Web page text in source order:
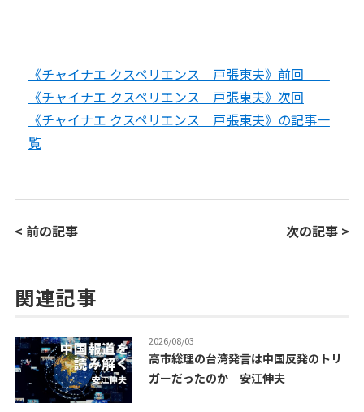
《チャイナエ クスペリエンス 戸張東夫》前回
《チャイナエ クスペリエンス 戸張東夫》次回
《チャイナエ クスペリエンス 戸張東夫》の記事一
覧
< 前の記事 次の記事 >
関連記事
2026/08/03
高市総理の台湾発言は中国反発のトリ
ガーだったのか 安江伸夫